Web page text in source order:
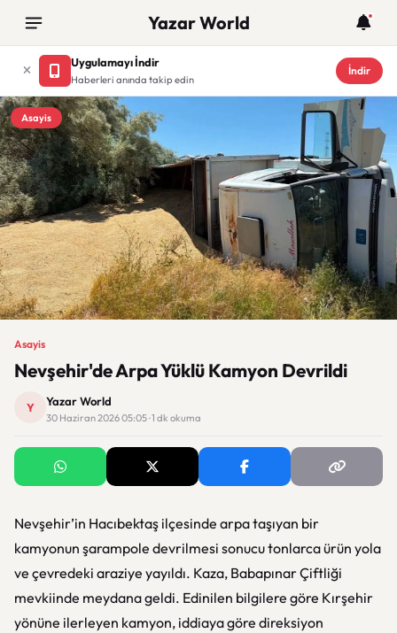
Yazar World
Uygulamayı İndir
Haberleri anında takip edin
İndir
Asayis
Asayis
Nevşehir'de Arpa Yüklü Kamyon Devrildi
Y Yazar World
30 Haziran 2026 05:05 · 1 dk okuma
Nevşehir’in Hacıbektaş ilçesinde arpa taşıyan bir
kamyonun şarampole devrilmesi sonucu tonlarca ürün yola
ve çevredeki araziye yayıldı. Kaza, Babapınar Çiftliği
mevkiinde meydana geldi. Edinilen bilgilere göre Kırşehir
yönüne ilerleyen kamyon, iddiaya göre direksiyon